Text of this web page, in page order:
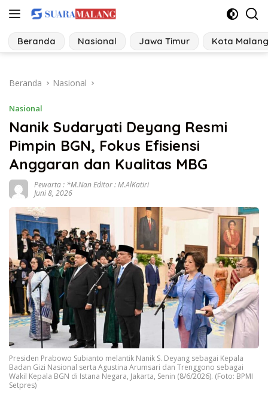
Langsung
konten
Beranda Nasional Jawa Timur Kota Malang
Beranda Nasional
Nasional
Nanik Sudaryati Deyang Resmi
Pimpin BGN, Fokus Efisiensi
Anggaran dan Kualitas MBG
Pewarta : *M.Nan Editor : M.AlKatiri
Juni 8, 2026
Presiden Prabowo Subianto melantik Nanik S. Deyang sebagai Kepala
Badan Gizi Nasional serta Agustina Arumsari dan Trenggono sebagai
Wakil Kepala BGN di Istana Negara, Jakarta, Senin (8/6/2026). (Foto: BPMI
Setpres)